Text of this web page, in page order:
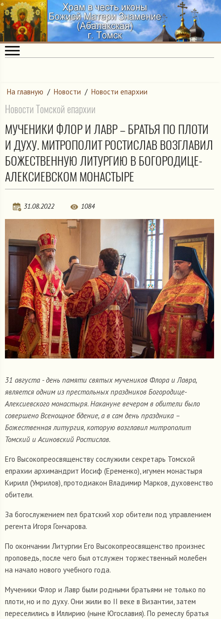
На главную / Новости / Новости епархии
Новости Томской епархии
МУЧЕНИКИ ФЛОР И ЛАВР – БРАТЬЯ ПО ПЛОТИ
И ДУХУ. МИТРОПОЛИТ РОСТИСЛАВ ВОЗГЛАВИЛ
БОЖЕСТВЕННУЮ ЛИТУРГИЮ В БОГОРОДИЦЕ-
АЛЕКСИЕВСКОМ МОНАСТЫРЕ
31.08.2022 1084
31 августа - день памяти святых мучеников Флора и Лавра,
является одним из престольных праздников Богородице-
Алексиевского монастыря. Накануне вечером в обители было
совершено Всенощное бдение, а в сам день праздника –
Божественная литургия, которую возглавил митрополит
Томский и Асиновский Ростислав.
Его Высокопреосвященству сослужили секретарь Томской
епрахии архимандрит Иосиф (Еременко), игумен монастыря
Кирилл (Умрилов), протодиакон Владимир Марков, духовенство
обители.
За богослужением пел братский хор обители под управлением
регента Игоря Гончарова.
По окончании Литургии Его Высокопреосвященство произнес
проповедь, после чего был отслужен торжественный молебен
на начало нового учебного года.
Мученики Флор и Лавр были родными братьями не только по
плоти, но и по духу. Они жили во II веке в Византии, затем
переселились в Иллирию (ныне Югославия). По ремеслу братья